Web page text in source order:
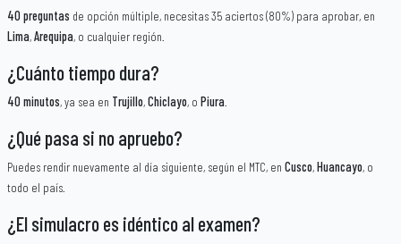
40 preguntas de opción múltiple, necesitas 35 aciertos (80%) para aprobar, en
Lima,Arequipa, o cualquier región.
¿Cuánto tiempo dura?
40 minutos, ya sea en Trujillo,Chiclayo, o Piura
¿Qué pasa si no apruebo?
Puedes rendir nuevamente al día siguiente, según el MTC, en Cusco,Huancayo, o
todo el país.
¿El simulacro es idéntico al examen?